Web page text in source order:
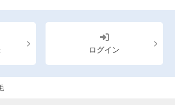
ログイン